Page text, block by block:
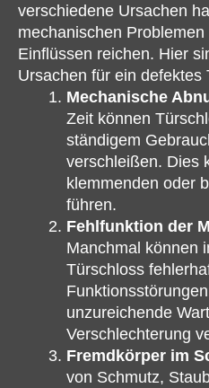
verschiedene Ursachen
mechanischen
Einflüssen reichen. Hier
Ursachen für ein defektes
Mechanische
Zeit können
ständigem
verschleißen. Dies
klemmenden oder
führen.
Fehlfunktion der
Manchmal können
Türschloss
unzureichende
Verschlechterung
Fremdkörper im
von Schmutz,